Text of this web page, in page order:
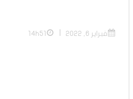
فبراير 6, 2022 14h51